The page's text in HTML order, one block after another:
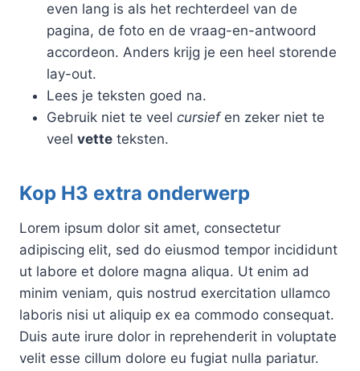
even lang is als het rechterdeel van de
pagina, de foto en de vraag-en-antwoord
accordeon. Anders krijg je een heel storende
lay-out.
Lees je teksten goed na.
Gebruik niet te veel cursiefen zeker niet te
veel vette teksten.
Kop H3 extra onderwerp
Lorem ipsum dolor sit amet, consectetur
adipiscing elit, sed do eiusmod tempor incididunt
ut labore et dolore magna aliqua. Ut enim ad
minim veniam, quis nostrud exercitation ullamco
laboris nisi ut aliquip ex ea commodo consequat.
Duis aute irure dolor in reprehenderit in voluptate
velit esse cillum dolore eu fugiat nulla pariatur.